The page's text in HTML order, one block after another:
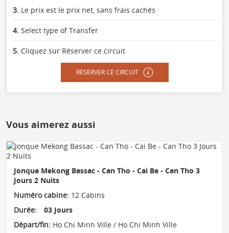
3. Le prix est le prix net, sans frais cachés
4. Select type of Transfer
5. Cliquez sur Réserver ce circuit
RÉSERVER CE CIRCUIT
Vous aimerez aussi
Jonque Mekong Bassac - Can Tho - Cai Be - Can Tho 3
Jours 2 Nuits
Numéro cabine: 12 Cabins
Durée:
03 Jours
Départ/fin: Ho Chi Minh Ville / Ho Chi Minh Ville